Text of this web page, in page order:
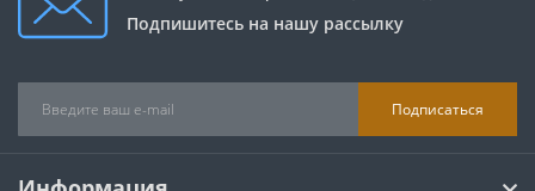
Подпишитесь на нашу рассылку
Подписаться